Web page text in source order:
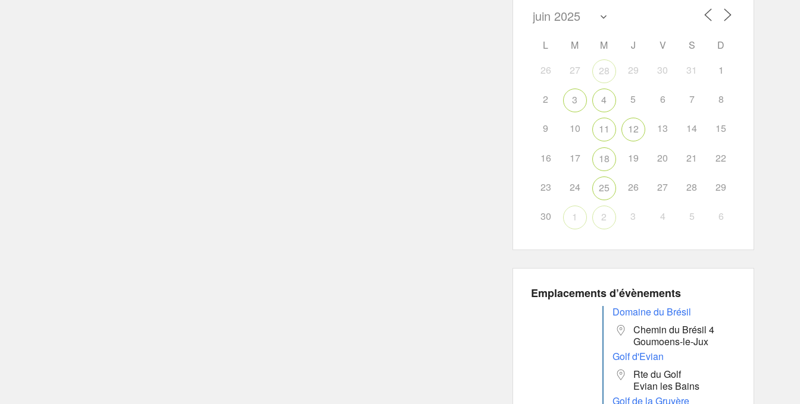
L M M J V S
D
26
27 28 29 30 31 1
2 3 4 5 6 7 8
9 10 11 12 13 14 15
16 17 18 19 20 21 22
23 24 25 26 27 28 29
30 1 2 3 4 5 6
Emplacements d’évènements
Domaine du Brésil
Chemin du Brésil 4
Goumoens-le-Jux
Golf d'Evian
Rte du Golf
Evian les Bains
Golf de la Gruyère